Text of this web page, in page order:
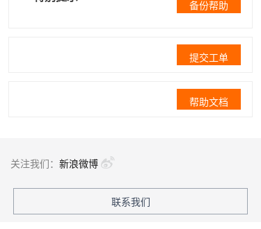
备份帮助
提交工单
帮助文档